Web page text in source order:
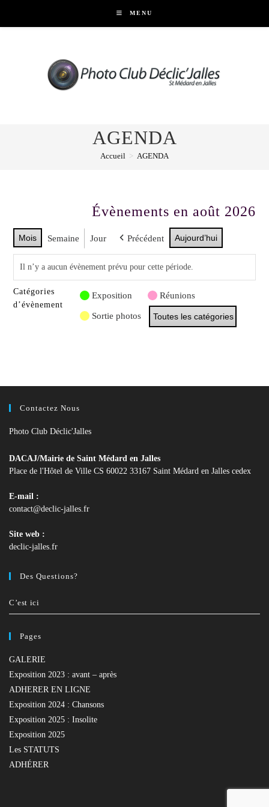
MENU
AGENDA
Accueil > AGENDA
Évènements en août 2026
Mois Semaine Jour Précédent Aujourd’hui
Il n’y a aucun évènement prévu pour cette période.
Catégories
d’évènement
Exposition Réunions
Sortie photos Toutes les catégories
Contactez Nous
Photo Club Déclic'Jalles
DACAJ/Mairie de Saint Médard en Jalles
Place de l'Hôtel de Ville CS 60022 33167 Saint Médard en Jalles cedex
E-mail :
contact@declic-jalles.frS’ouvre
Site web :
declic-jalles.fr
Des Questions?
C’est ici
Pages
GALERIE
Exposition 2023 : avant – après
ADHERER EN LIGNE
Exposition 2024 : Chansons
Exposition 2025 : Insolite
Exposition 2025
Les STATUTS
ADHÉRER